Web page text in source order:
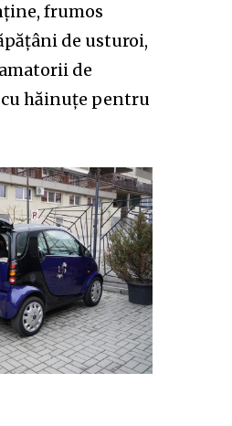
frumos
de usturoi,
de
cu hăinuțe pentru